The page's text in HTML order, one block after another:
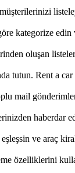
kategorize
oluşan
tutun. Rent a
mail
haberdar
ve araç
özelliklerini